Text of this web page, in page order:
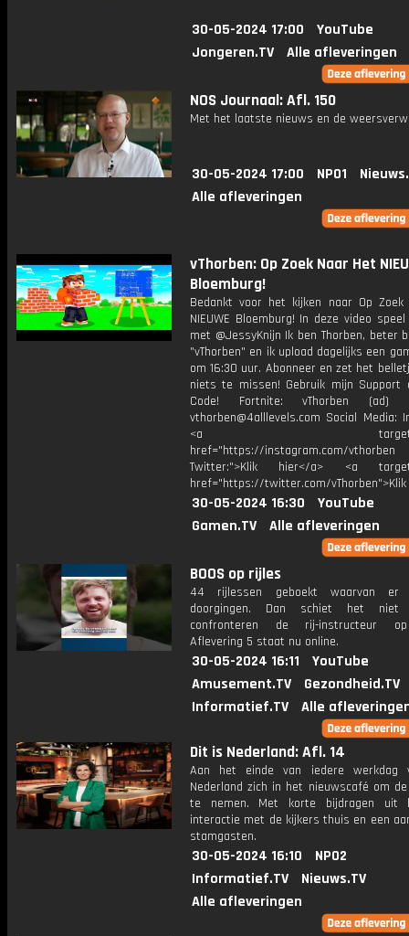
30-05-2024 17:00
YouTube
Jongeren.TV
Alle afleveringen
NOS Journaal: Afl. 150
Met het laatste nieuws en de
30-05-2024 17:00 NPO1
Alle afleveringen
vThorben: Op Zoek Naar Het
Bloemburg!
Bedankt voor het kijken naar Op Zoek
NIEUWE Bloemburg! In deze video
met @JessyKnijn Ik ben Thorben, beter
"vThorben" en ik upload dagelijks een
om 16:30 uur. Abonneer en zet het
niets te missen! Gebruik mijn Support
Code! Fortnite: vThorben (ad)
vthorben@4alllevels.com Social Media:
<a
href="https://instagram.com/vthorben
Twitter:">Klik hier</a> <a
href="https://twitter.com/
30-05-2024 16:30
YouTube
Gamen.TV
Alle afleveringen
BOOS op rijles
44 rijlessen geboekt waarvan
doorgingen. Dan schiet het
confronteren de rij-instructeur
Aflevering 5 staat nu online.
30-05-2024 16:11
YouTube
Amusement.TV
Gezondheid.TV
Informatief.TV
Alle
Dit is Nederland: Afl. 14
Aan het einde van iedere werkdag
Nederland zich in het nieuwscafé om
te nemen. Met korte bijdragen uit
interactie met de kijkers thuis en een
stamgasten.
30-05-2024 16:10
NPO2
Informatief.TV
Nieuws.TV
Alle afleveringen